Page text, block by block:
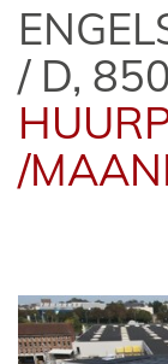
/ D,
/